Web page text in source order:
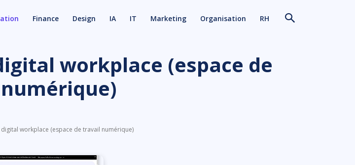
Finance Design IA IT Marketing Organisation RH
workplace (espace de
workplace (espace de travail numérique)